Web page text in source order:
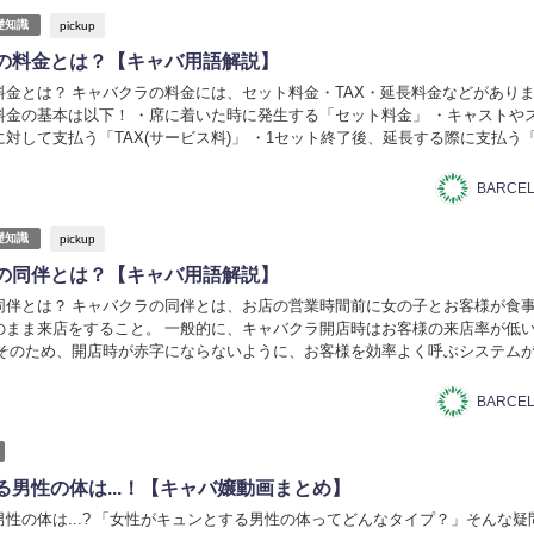
知識 pickup
料金とは？【キャバ用語解説】
金とは？ キャバクラの料金には、セット料金・TAX・延長料金などがあり
金の基本は以下！ ・席に着いた時に発生する「セット料金」 ・キャストや
対して支払う「TAX(サービス料)」 ・1セット終了後、延長する際に支払う
知識 pickup
同伴とは？【キャバ用語解説】
伴とは？ キャバクラの同伴とは、お店の営業時間前に女の子とお客様が食
まま来店をすること。 一般的に、キャバクラ開店時はお客様の来店率が低
のため、開店時が赤字にならないように、お客様を効率よく呼ぶシステム
男性の体は...！【キャバ嬢動画まとめ】
性の体は...? 「女性がキュンとする男性の体ってどんなタイプ？」そんな疑